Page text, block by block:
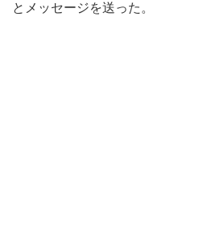
とメッセージを送った。